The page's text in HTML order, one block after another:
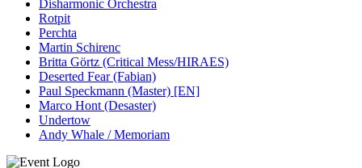
Disharmonic Orchestra
Rotpit
Perchta
Martin Schirenc
Britta Görtz (Critical Mess/HIRAES)
Deserted Fear (Fabian)
Paul Speckmann (Master) [EN]
Marco Hont (Desaster)
Undertow
Andy Whale / Memoriam